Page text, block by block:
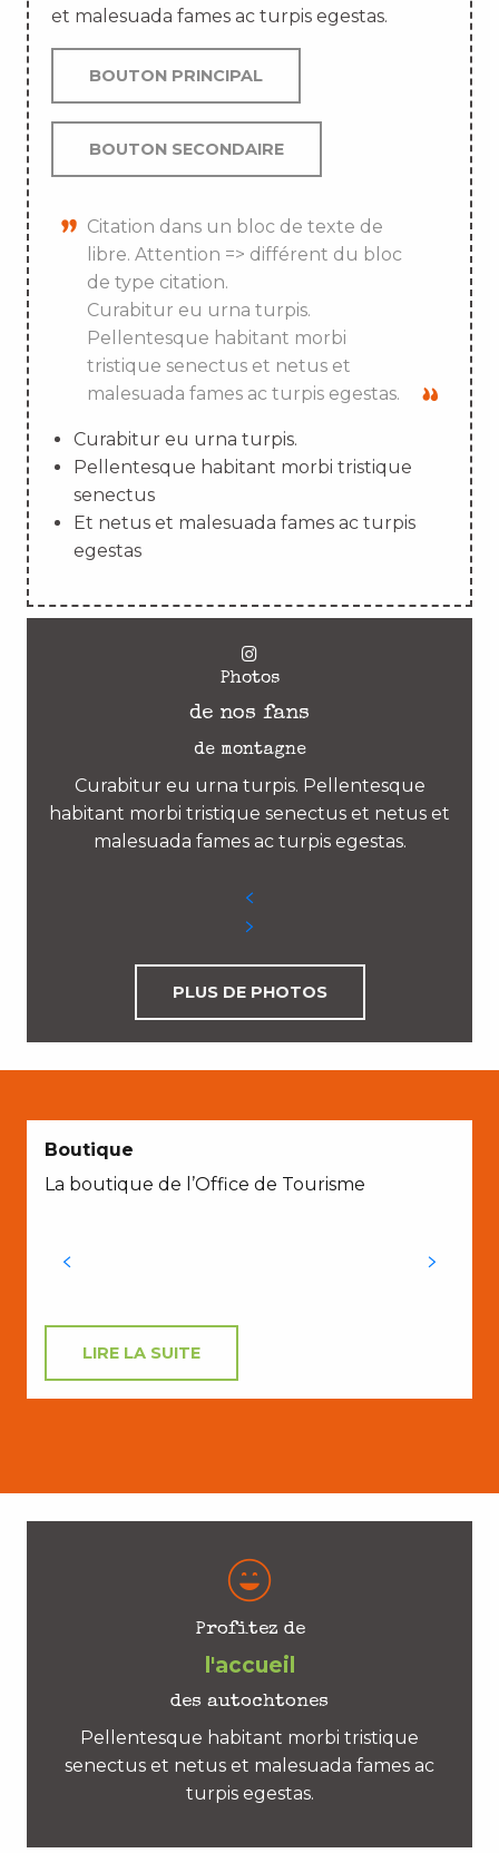
et malesuada fames ac turpis egestas.
BOUTON PRINCIPAL
BOUTON SECONDAIRE
Citation dans un bloc de texte de
libre. Attention => différent du bloc
de type citation.
Curabitur eu urna turpis.
Pellentesque habitant morbi
tristique senectus et netus et
malesuada fames ac turpis egestas.
Curabitur eu urna turpis.
Pellentesque habitant morbi tristique
senectus
Et netus et malesuada fames ac turpis
egestas
Photos
de nos fans
de montagne
Curabitur eu urna turpis. Pellentesque
habitant morbi tristique senectus et netus et
malesuada fames ac turpis egestas.
PLUS DE PHOTOS
Boutique
La boutique de l’Office de Tourisme
LIRE LA SUITE
Profitez de
l'accueil
des autochtones
Pellentesque habitant morbi tristique
senectus et netus et malesuada fames ac
turpis egestas.